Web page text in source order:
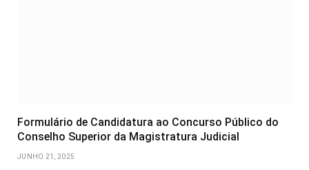
Formulário de Candidatura ao Concurso Público do
Conselho Superior da Magistratura Judicial
JUNHO 21, 2025